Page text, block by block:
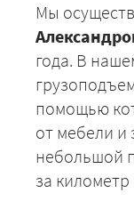
Мы
года. В
помощью
от мебели и
небольшой
за километр